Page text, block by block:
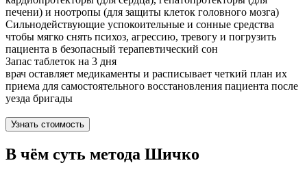
печени) и ноотропы (для защиты клеток головного мозга)
Сильнодействующие успокоительные и сонные средства
чтобы мягко снять психоз, агрессию, тревогу и погрузить
пациента в безопасный терапевтический сон
Запас таблеток на 3 дня
врач оставляет медикаменты и расписывает четкий план их
приема для самостоятельного восстановления пациента после
уезда бригады
Узнать стоимость
В чём суть метода Шичко